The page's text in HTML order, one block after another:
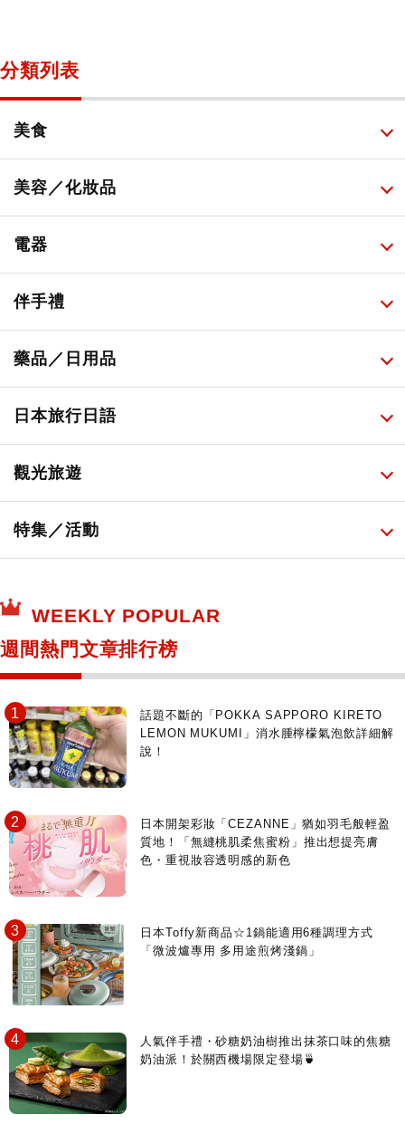
分類列表
美食
所有
甜點・菓子
人氣店鋪美食
必吃的日式早餐
日本酒達人
美容／化妝品
所有
便利商店化妝品
藥妝店化妝品
電器
所有
健康/美容儀器
廚房家電
伴手禮
所有
伴手禮排行榜
免稅商店
藥品／日用品
所有
百圓商店
日常用藥
日本旅行日語
所有
觀光旅遊
所有
特集／活動
東京百貨店～TOKYO Depart～
WEEKLY POPULAR
週間熱門文章排行榜
話題不斷的「POKKA SAPPORO KIRETO
LEMON MUKUMI」消水腫檸檬氣泡飲詳細解
說！
日本開架彩妝「CEZANNE」猶如羽毛般輕盈
質地！「無縫桃肌柔焦蜜粉」推出想提亮膚
色・重視妝容透明感的新色
日本Toffy新商品☆1鍋能適用6種調理方式
「微波爐專用 多用途煎烤淺鍋」
人氣伴手禮・砂糖奶油樹推出抹茶口味的焦糖
奶油派！於關西機場限定登場🍵